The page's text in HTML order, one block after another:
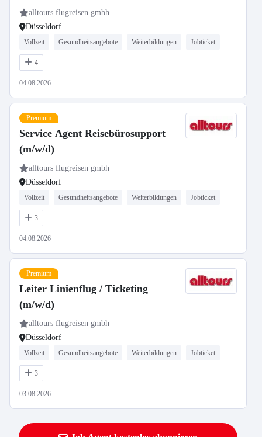
geeignet
alltours flugreisen gmbh
Düsseldorf
Vollzeit Gesundheitsangebote Weiterbildungen Jobticket
4
04.08.2026
Premium
Service Agent Reisebürosupport
(m/w/d)
alltours flugreisen gmbh
Düsseldorf
Vollzeit Gesundheitsangebote Weiterbildungen Jobticket
3
04.08.2026
Premium
Leiter Linienflug / Ticketing
(m/w/d)
alltours flugreisen gmbh
Düsseldorf
Vollzeit Gesundheitsangebote Weiterbildungen Jobticket
3
03.08.2026